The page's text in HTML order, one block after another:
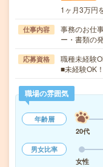
1ヶ月3万円
仕事内容
事務のお仕
ー・書類の
応募資格
職種未経験
■未経験OK！
職場の雰囲気
年齢層
20代
男女比率
女性